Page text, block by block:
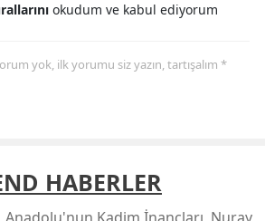
okudum ve kabul ediyorum
yok, ilk yorumu siz yazın, tartışalım *
HABERLER